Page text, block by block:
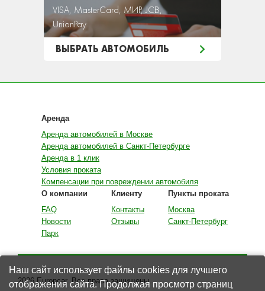
VISA, MasterCard, МИР, JCB,
UnionPay
ВЫБРАТЬ АВТОМОБИЛЬ
Аренда
Аренда автомобилей в Москве
Аренда автомобилей в Санкт-Петербурге
Аренда в 1 клик
Условия проката
Компенсации при повреждении автомобиля
О компании
FAQ
Новости
Парк
Клиенту
Контакты
Отзывы
Пункты проката
Москва
Санкт-Петербург
2026 Europcar. Все права защищены.
Наш сайт использует файлы cookies для лучшего
отображения сайта. Продолжая просмотр страниц